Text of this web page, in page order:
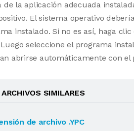
de la aplicación adecuada
El sistema operativo
instalado. Si no es así, haga
seleccione el programa
abrirse automáticamente con el
ARCHIVOS SIMILARES
de archivo .YPC